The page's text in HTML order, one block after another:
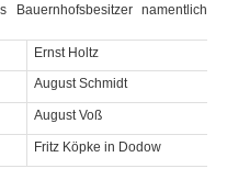
namentlich
Ernst Holtz
August Schmidt
August Voß
Fritz Köpke in Dodow